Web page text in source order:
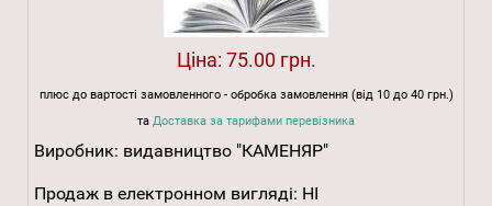
Ціна: 75.00 грн.
плюс до вартості замовленного - обробка замовлення (від 10 до 40 грн.)
та Доставка за тарифами перевізника
Виробник: видавництво "КАМЕНЯР"
Продаж в електронном вигляді: НІ